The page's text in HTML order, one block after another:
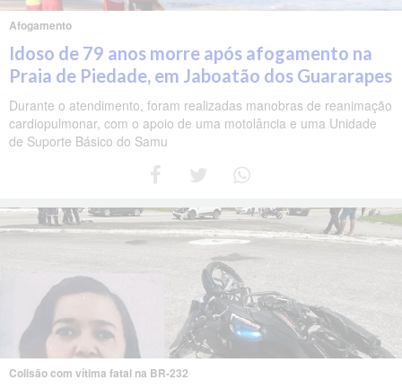
Afogamento
Idoso de 79 anos morre após afogamento na
Praia de Piedade, em Jaboatão dos Guararapes
Durante o atendimento, foram realizadas manobras de reanimação
cardiopulmonar, com o apoio de uma motolância e uma Unidade
de Suporte Básico do Samu
Colisão com vítima fatal na BR-232